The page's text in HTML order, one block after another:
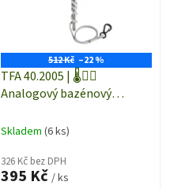
512 Kč –22 %
TFA 40.2005 | 🌡️🏊‍♀️
Analogový bazénový
Skladem (6 ks)
326 Kč bez DPH
395 Kč / ks